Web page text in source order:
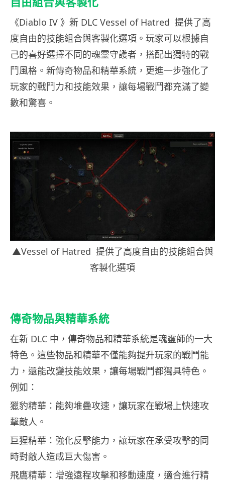
《Diablo IV 》新 DLC Vessel of Hatred 提供了高
度自由的技能組合與客製化選項。玩家可以根據自
己的喜好選擇不同的魂靈守護者，搭配出獨特的戰
鬥風格。新傳奇物品和精華系統，更進一步強化了
玩家的戰鬥力和技能效果，讓每場戰鬥都充滿了變
數和驚喜。
▲Vessel of Hatred 提供了高度自由的技能組合與
客製化選項
傳奇物品與精華系統
在新 DLC 中，傳奇物品和精華系統是魂靈師的一大
特色。這些物品和精華不僅能夠提升玩家的戰鬥能
力，還能改變技能效果，讓每場戰鬥都獨具特色。
例如：
獵豹精華：能夠堆疊攻速，讓玩家在戰場上快速攻
擊敵人。
巨猩精華：強化反擊能力，讓玩家在承受攻擊的同
時對敵人造成巨大傷害。
飛鷹精華：增強遠程攻擊和移動速度，適合進行精